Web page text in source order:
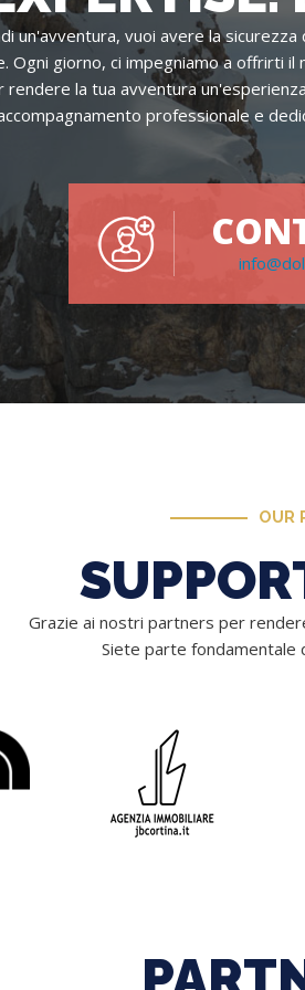
un'avventura, vuoi avere la
Ogni giorno, ci impegniamo a offrirti
la tua avventura
professionale e
OUR
Grazie ai nostri partners per
Siete parte fondamentale